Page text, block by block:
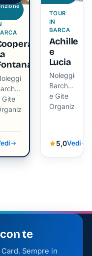
Gite
TOUR
IN
BARCA
Achille
e
Lucia
Noleggio
Barche
e Gite
Organizzate
5,0Vedi
te
Sempre in